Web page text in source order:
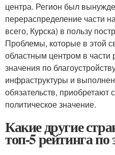
центра. Регион был
перераспределение части
всего, Курска) в пользу
Проблемы, которые в этой
областным центром в
значения по
инфраструктуры и
обязательств,
политическое значение.
Какие другие
топ-5 рейтинга